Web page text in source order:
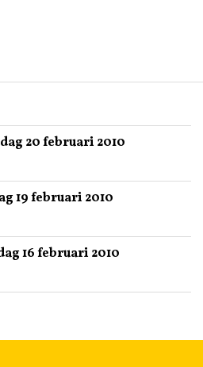
20 februari 2010
19 februari 2010
16 februari 2010